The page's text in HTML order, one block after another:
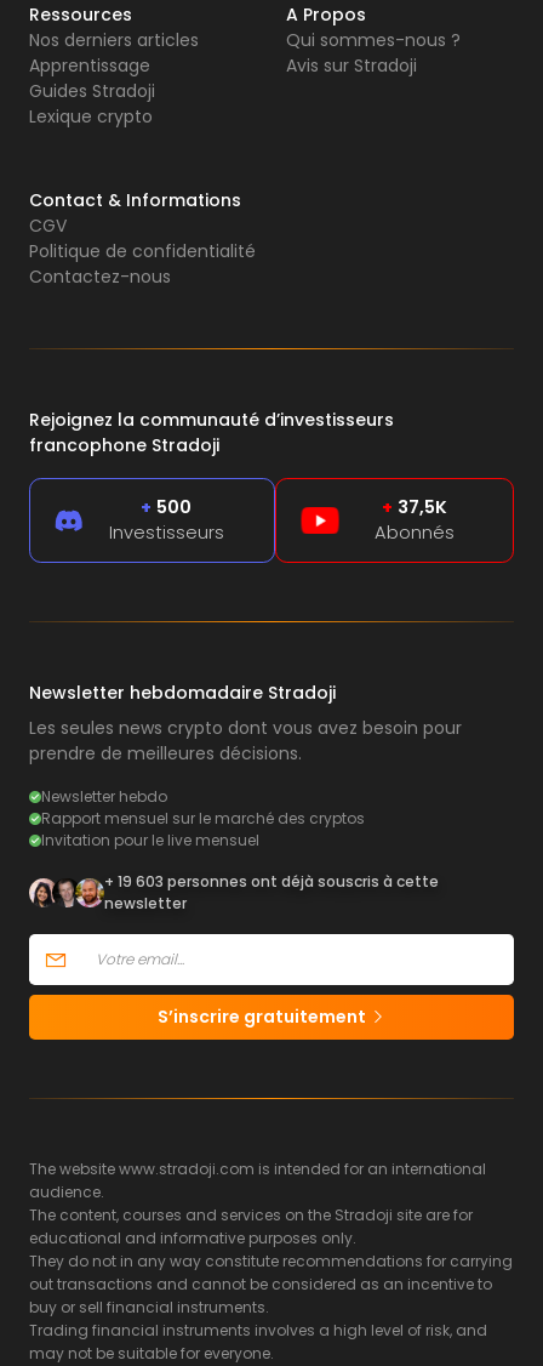
Ressources
Nos derniers articles
Apprentissage
Guides Stradoji
Lexique crypto
A Propos
Qui sommes-nous ?
Avis sur Stradoji
Contact & Informations
CGV
Politique de confidentialité
Contactez-nous
Rejoignez la communauté d’investisseurs
francophone Stradoji
+ 500
Investisseurs
+ 37,5K
Abonnés
Newsletter hebdomadaire Stradoji
Les seules news crypto dont vous avez besoin pour
prendre de meilleures décisions.
Newsletter hebdo
Rapport mensuel sur le marché des cryptos
Invitation pour le live mensuel
+ 19 603 personnes ont déjà souscris à cette
newsletter
S’inscrire gratuitement
The website www.stradoji.com is intended for an international
audience.
The content, courses and services on the Stradoji site are for
educational and informative purposes only.
They do not in any way constitute recommendations for carrying
out transactions and cannot be considered as an incentive to
buy or sell financial instruments.
Trading financial instruments involves a high level of risk, and
may not be suitable for everyone.